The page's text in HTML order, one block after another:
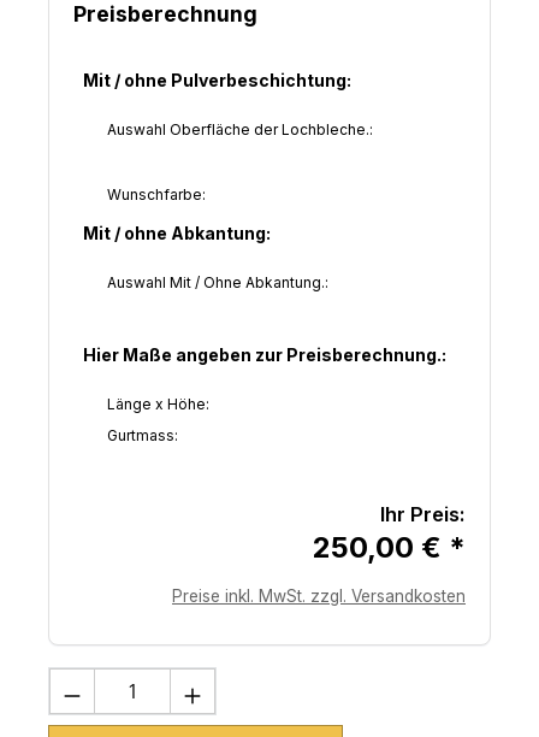
Preisberechnung
Mit / ohne Pulverbeschichtung:
Auswahl Oberfläche der Lochbleche.:
Wunschfarbe:
Mit / ohne Abkantung:
Auswahl Mit / Ohne Abkantung.:
Hier Maße angeben zur Preisberechnung.:
Länge x Höhe:
Gurtmass:
Ihr Preis:
250,00 € *
Preise inkl. MwSt. zzgl. Versandkosten
Produkt Anzahl: Gib den